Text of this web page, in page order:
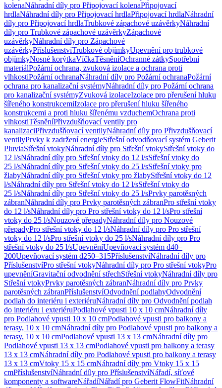
kolenaNáhradní díly pro Připojovací kolenaPřipojovací
hrdlaNáhradní díly pro Připojovací hrdlaPřipojovací hrdlaNáhradní
díly pro Připojovací hrdlaTrubkové zápachové uzávěrkyNáhradní
díly pro Trubkové zápachové uzávěrkyZápachové
uzávěrkyNáhradní díly pro Zápachové
uzávěrkyPříslušenstvíTrubkové objímkyUpevnění pro trubkové
objímkyNosné korýtkaVíčkaTěsněníOchranné zátkySpotřební
materiálPožární ochrana, zvuková izolace a ochrana proti
vlhkostiPožární ochranaNáhradní díly pro Požární ochranaPožární
ochrana pro kanalizační systémyNáhradní díly pro Požární ochrana
pro kanalizační systémyZvuková izolaceIzolace pro přerušení hluku
šířeného konstrukcemiIzolace pro přerušení hluku šířeného
konstrukcemi a proti hluku šířenému vzduchemOchrana proti
vlhkostiTěsněníPřivzdušňovací ventily pro
kanalizaciPřivzdušňovací ventilyNáhradní díly pro Přivzdušňovací
ventilyPrvky k zadržení energieStřešní odvodňovací systém Geberit
PluviaStřešní vtokyNáhradní díly pro Střešní vtokyStřešní vtoky do
12 l/sNáhradní díly pro Střešní vtoky do 12 l/sStřešní vtoky do
25 l/sNáhradní díly pro Střešní vtoky do 25 l/sStřešní vtoky pro
žlabyNáhradní díly pro Střešní vtoky pro žlabyStřešní vtoky do 12
l/sNáhradní díly pro Střešní vtoky do 12 l/sStřešní vtoky do
25 l/sNáhradní díly pro Střešní vtoky do 25 l/sPrvky parotěsných
zábranNáhradní díly pro Prvky parotěsných zábranPro střešní vtoky
do 12 l/sNáhradní díly pro Pro střešní vtoky do 12 l/sPro střešní
vtoky do 25 l/sNouzové přepadyNáhradní díly pro Nouzové
přepadyPro střešní vtoky do 12 l/sNáhradní díly pro Pro střešní
vtoky do 12 l/sPro střešní vtoky do 25 l/sNáhradní díly pro Pro
střešní vtoky do 25 l/sUpevněníUpevňovací systém d40–
200Upevňovací systém d250–315PříslušenstvíNáhradní díly pro
PříslušenstvíPro střešní vtokyNáhradní díly pro Pro střešní vtokyPro
upevněníGravitační odvodnění střechStřešní vtokyNáhradní díly pro
Střešní vtokyPrvky parotěsných zábranNáhradní díly pro Prvky
parotěsných zábranPříslušenstvíOdvodnění podlahyOdvodnění
podlah do interiéru i exteriéruNáhradní díly pro Odvodnění podlah
do interiéru i exteriéruPodlahové vpusti 10 x 10 cmNáhradní díly
pro Podlahové vpusti 10 x 10 cmPodlahové vpusti pro balkony a
terasy, 10 x 10 cmNáhradní díly pro Podlahové vpusti pro balkony a
terasy, 10 x 10 cmPodlahové vpusti 13 x 13 cmNáhradní díly pro
Podlahové vpusti 13 x 13 cmPodlahové vpusti pro balkony a terasy
13 x 13 cmNáhradní díly pro Podlahové vpusti pro balkony a terasy
13 x 13 cmVtoky 15 x 15 cmNáhradní díly pro Vtoky 15 x 15
cmPříslušenstvíNáhradní díly pro PříslušenstvíNářadí, síťové
komponenty a softwareNářadíNářadí pro Geberit FlowFitNáhradní